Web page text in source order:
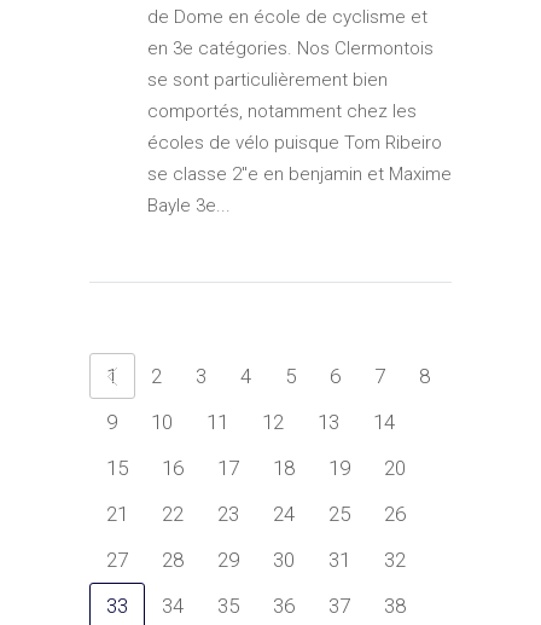
de Dome en école de cyclisme et
en 3e catégories. Nos Clermontois
se sont particulièrement bien
comportés, notamment chez les
écoles de vélo puisque Tom Ribeiro
se classe 2"e en benjamin et Maxime
Bayle 3e...
1 2 3 4 5 6 7
8
9
10 11 12 13
14
15
16 17 18 19
20
21
22 23 24 25
26
27
28 29 30 31
32
33
34 35 36 37
38